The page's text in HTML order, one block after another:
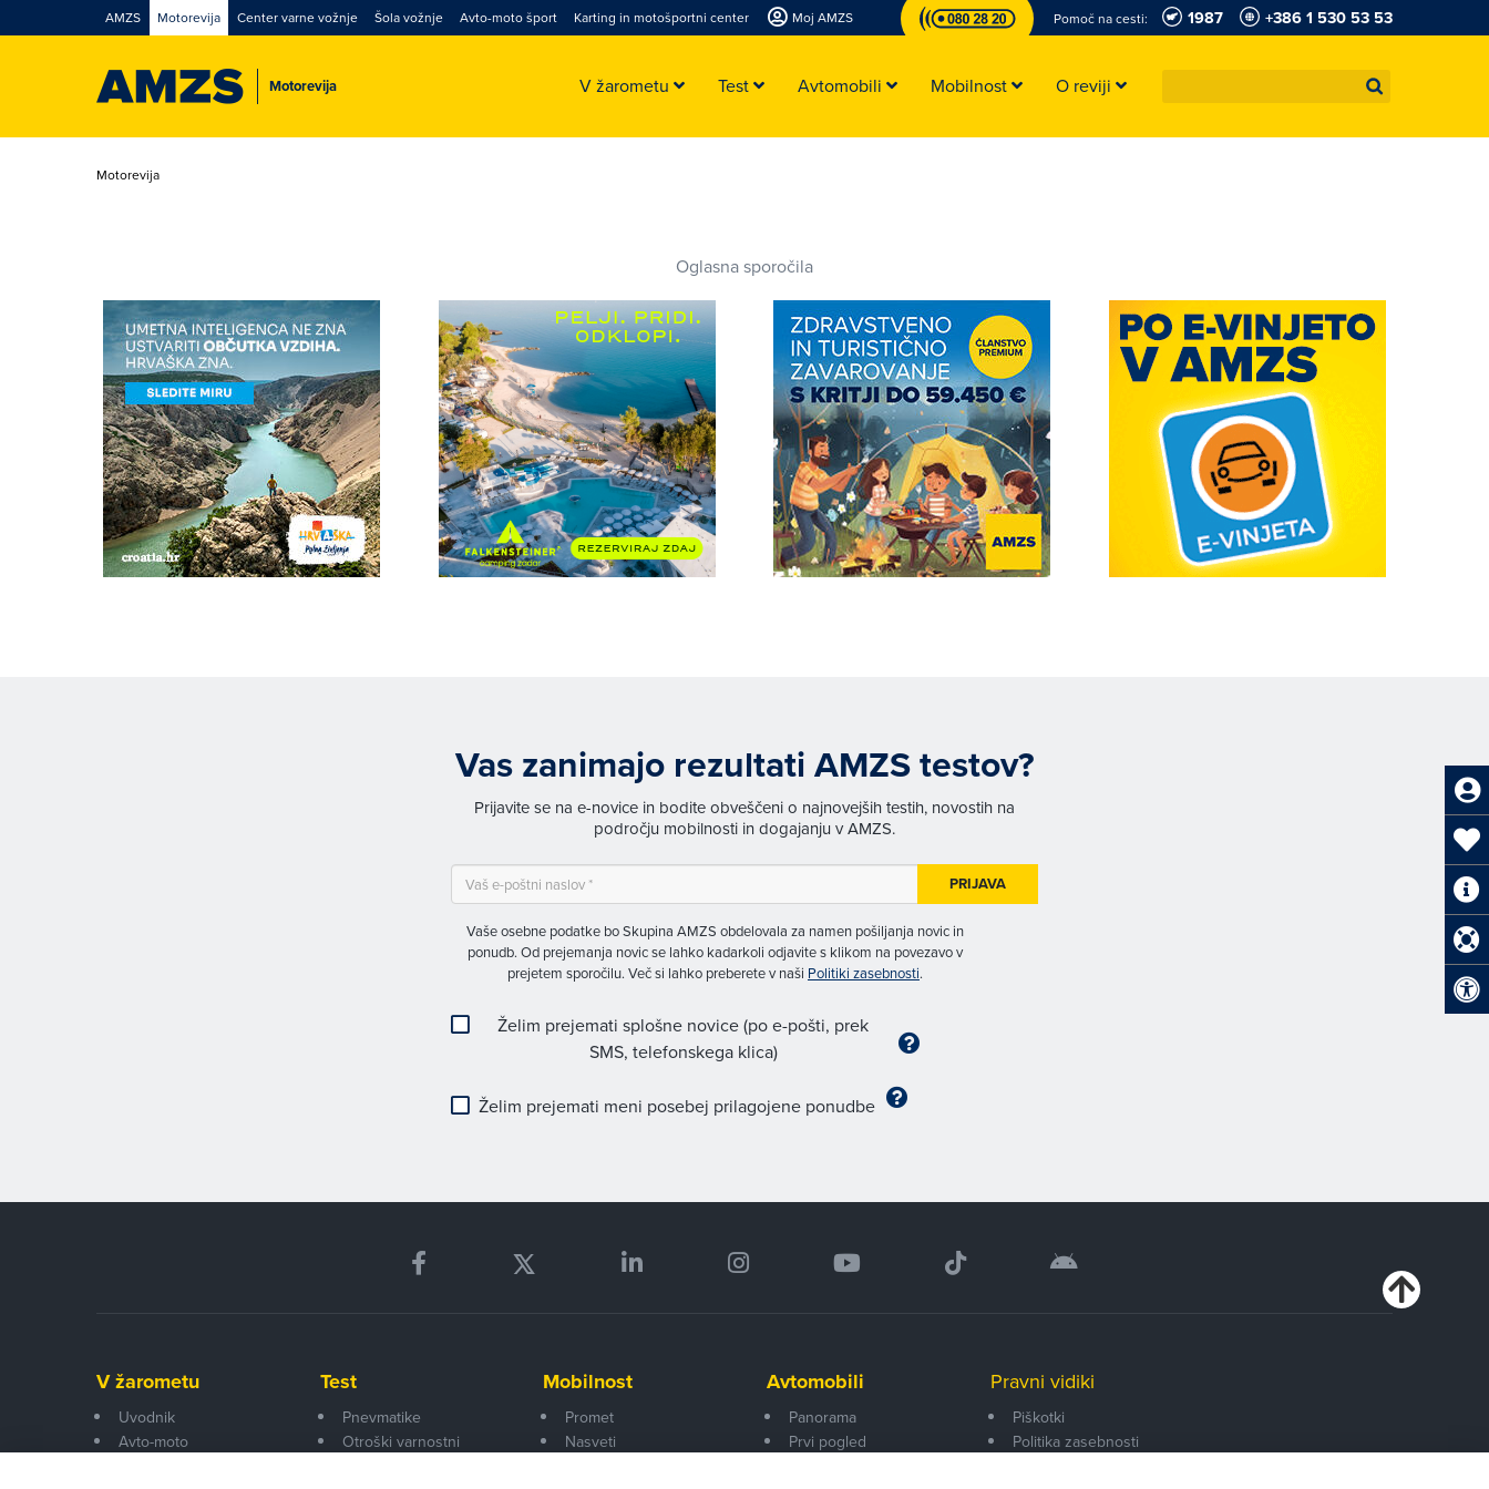
Motorevija
AMZS Motorevija Center varne vožnje Šola vožnje Avto-moto šport Karting in motošportni center Moj AMZS Pomoč na cesti: 1987 +386 1 530 53 53
V žarometu Test Avtomobili Mobilnost O reviji
Motorevija
Oglasna sporočila
Vas zanimajo rezultati AMZS testov?
Prijavite se na e-novice in bodite obveščeni o najnovejših testih, novostih na
področju mobilnosti in dogajanju v AMZS.
Vaše osebne podatke bo Skupina AMZS obdelovala za namen pošiljanja novic in
ponudb. Od prejemanja novic se lahko kadarkoli odjavite s klikom na povezavo v
prejetem sporočilu. Več si lahko preberete v naši Politiki zasebnosti.
Želim prejemati splošne novice (po e-pošti, prek
SMS, telefonskega klica)
Želim prejemati meni posebej prilagojene ponudbe
PRIJAVA
V žarometu
Uvodnik
Avto-moto
Test
Pnevmatike
Otroški varnostni
Mobilnost
Promet
Nasveti
Avtomobili
Panorama
Prvi pogled
Pravni vidiki
Piškotki
Politika zasebnosti